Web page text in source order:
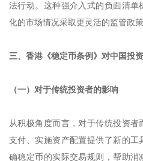
法行动。这种强介入式的负面清
化的市场情况采取更灵活的监管政策
三、香港《稳定币条例》对中国投
（一）对于传统投资者的影响
从积极角度而言，对于传统投资
支付、实施资产配置提供了新的工
确稳定币的实际交易规则，帮助